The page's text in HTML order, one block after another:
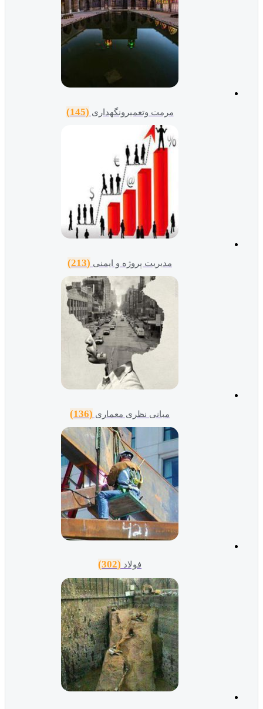
مرمت وتعمیرونگهداری (145)
مدیریت پروژه و ایمنی (213)
مبانی نظری معماری (136)
فولاد (302)